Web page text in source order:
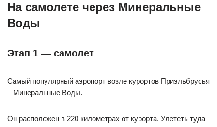
На самолете через Минеральные
Воды
Этап 1 — самолет
Самый популярный аэропорт возле курортов Приэльбрусья
– Минеральные Воды.
Он расположен в 220 километрах от курорта. Улететь туда